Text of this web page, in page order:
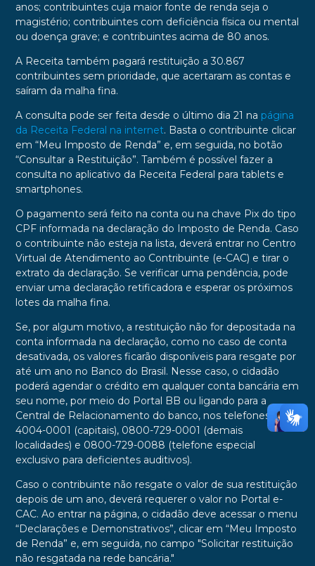
anos; contribuintes cuja maior fonte de renda seja o
magistério; contribuintes com deficiência física ou mental
ou doença grave; e contribuintes acima de 80 anos.
A Receita também pagará restituição a 30.867
contribuintes sem prioridade, que acertaram as contas e
saíram da malha fina.
A consulta pode ser feita desde o último dia 21 na página
da Receita Federal na internet. Basta o contribuinte clicar
em “Meu Imposto de Renda” e, em seguida, no botão
“Consultar a Restituição”. Também é possível fazer a
consulta no aplicativo da Receita Federal para tablets e
smartphones.
O pagamento será feito na conta ou na chave Pix do tipo
CPF informada na declaração do Imposto de Renda. Caso
o contribuinte não esteja na lista, deverá entrar no Centro
Virtual de Atendimento ao Contribuinte (e-CAC) e tirar o
extrato da declaração. Se verificar uma pendência, pode
enviar uma declaração retificadora e esperar os próximos
lotes da malha fina.
Se, por algum motivo, a restituição não for depositada na
conta informada na declaração, como no caso de conta
desativada, os valores ficarão disponíveis para resgate por
até um ano no Banco do Brasil. Nesse caso, o cidadão
poderá agendar o crédito em qualquer conta bancária em
seu nome, por meio do Portal BB ou ligando para a
Central de Relacionamento do banco, nos telefones
4004-0001 (capitais), 0800-729-0001 (demais
localidades) e 0800-729-0088 (telefone especial
exclusivo para deficientes auditivos).
Caso o contribuinte não resgate o valor de sua restituição
depois de um ano, deverá requerer o valor no Portal e-
CAC. Ao entrar na página, o cidadão deve acessar o menu
“Declarações e Demonstrativos”, clicar em “Meu Imposto
de Renda” e, em seguida, no campo "Solicitar restituição
não resgatada na rede bancária."